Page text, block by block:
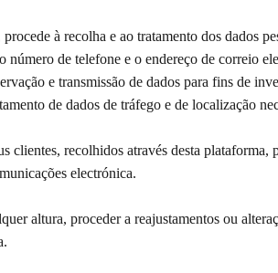
à recolha e ao tratamento dos dados
número de telefone e o endereço de correio
e transmissão de dados para fins de
de dados de tráfego e de localização
recolhidos através desta plataforma,
electrónica.
altura, proceder a reajustamentos ou